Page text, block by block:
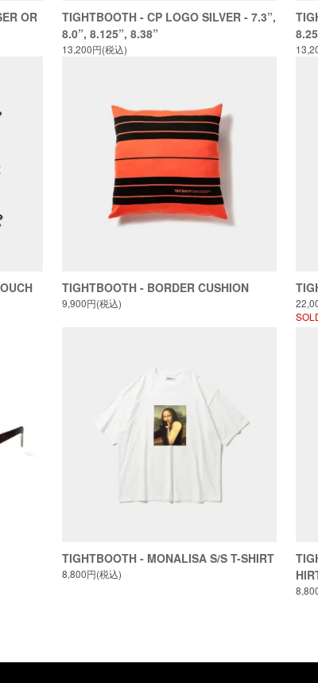
OR
TIGHTBOOTH - CP LOGO SILVER - 7.3”,
8.0”, 8.125”, 8.38”
13,200円(税込)
TIGHTBOOTH - BORDER CUSHION
9,900円(税込)
TIGHTBOOTH - MONALISA S/S T-SHIRT
8,800円(税込)